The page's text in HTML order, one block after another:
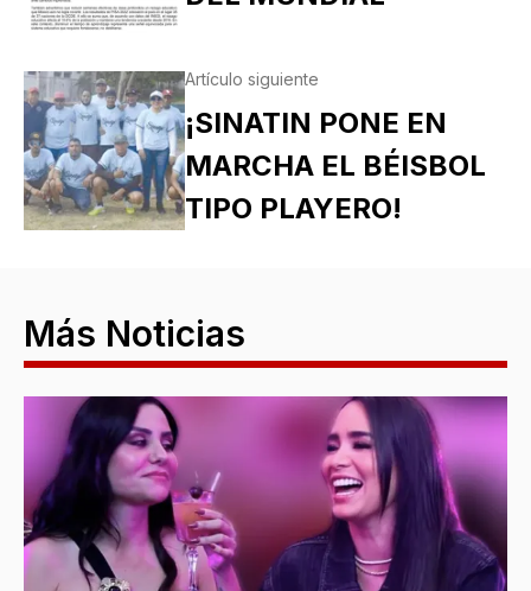
Artículo siguiente
¡SINATIN PONE EN
MARCHA EL BÉISBOL
TIPO PLAYERO!
Más Noticias